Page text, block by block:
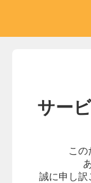
サー
この
誠に申し訳